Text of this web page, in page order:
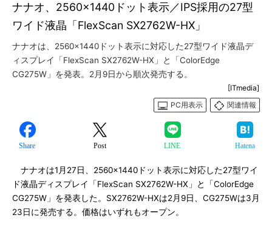
ナナオ、2560×1440ドット表示／IPS採用の27型
ワイド液晶「FlexScan SX2762W-HX」
ナナオは、2560×1440ドット表示に対応した27型ワイド液晶デ
ィスプレイ「FlexScan SX2762W-HX」と「ColorEdge
CG275W」を発表。2月9日から順次発売する。
[ITmedia]
PC用表示
関連情報
Share Post LINE Hatena
ナナオは1月27日、2560×1440ドット表示に対応した27型ワイ
ド液晶ディスプレイ「FlexScan SX2762W-HX」と「ColorEdge
CG275W」を発表した。SX2762W-HXは2月9日、CG275Wは3月
23日に発売する。価格はいずれもオープン。